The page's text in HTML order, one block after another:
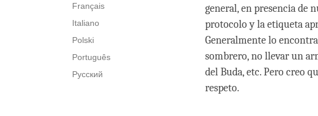
Français
Italiano
Polski
Português
Русский
general, en presencia de
protocolo y la etiqueta
Generalmente lo
sombrero, no llevar un
del Buda, etc. Pero creo
respeto.